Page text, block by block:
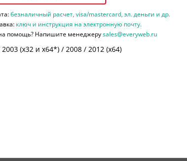
безналичный расчет, visa/mastercard, эл. деньги и др.
ключ и инструкция на электронную почту.
помощь? Напишите менеджеруsales@everyweb.ru
(х32 и х64*) / 2008 / 2012 (х64)